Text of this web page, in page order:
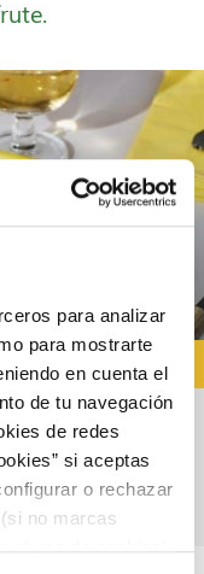
para analizar
para mostrarte
en cuenta el
de tu navegación
de redes
si aceptas
o rechazar
no marcas
alioli extra